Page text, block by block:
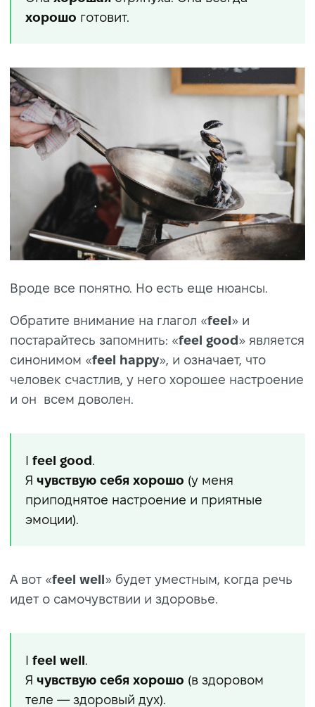
хорошо готовит.
Вроде все понятно. Но есть еще нюансы.
Обратите внимание на глагол «feel» и
постарайтесь запомнить: «feel good» является
синонимом «feel happy», и означает, что
человек счастлив, у него хорошее настроение
и он всем доволен.
I feel good
Я чувствую себя хорошо (у меня
приподнятое настроение и приятные
эмоции).
А вот «feel well» будет уместным, когда речь
идет о самочувствии и здоровье.
I feel well
Я чувствую себя хорошо (в здоровом
теле — здоровый дух).